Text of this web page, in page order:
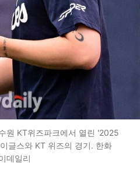
원 KT위즈파크에서 열린 '2025
글스와 KT 위즈의 경기. 한화
데일리